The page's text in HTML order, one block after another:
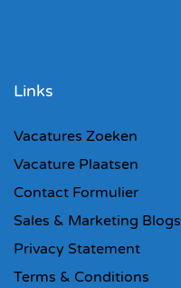
Links
Vacatures Zoeken
Vacature Plaatsen
Contact Formulier
Sales & Marketing Blogs
Privacy Statement
Terms & Conditions